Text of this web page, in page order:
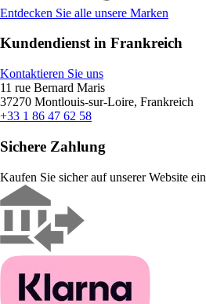
Entdecken Sie alle unsere Marken
Kundendienst in Frankreich
Kontaktieren Sie uns
11 rue Bernard Maris
37270 Montlouis-sur-Loire, Frankreich
+33 1 86 47 62 58
Sichere Zahlung
Kaufen Sie sicher auf unserer Website ein